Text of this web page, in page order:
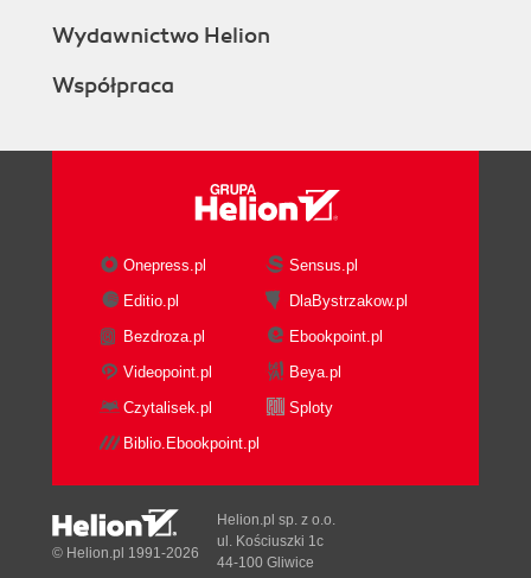
Wydawnictwo Helion
Współpraca
Onepress.pl
Sensus.pl
Editio.pl
DlaBystrzakow.pl
Bezdroza.pl
Ebookpoint.pl
Videopoint.pl
Beya.pl
Czytalisek.pl
Sploty
Biblio.Ebookpoint.pl
© Helion.pl 1991-2026
Helion.pl sp. z o.o.
ul. Kościuszki 1c
44-100 Gliwice